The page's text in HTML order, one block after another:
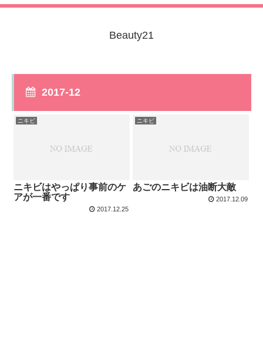
Beauty21
2017-12
ニキビ
ニキビはやっぱり事前のケ
アが一番です
2017.12.25
ニキビ
あごのニキビは油断大敵
2017.12.09